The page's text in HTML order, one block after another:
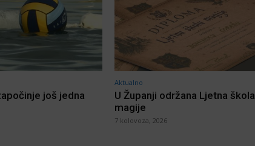
još jedna
Aktualno
U Županji održana Ljetna škola
magije
7 kolovoza, 2026